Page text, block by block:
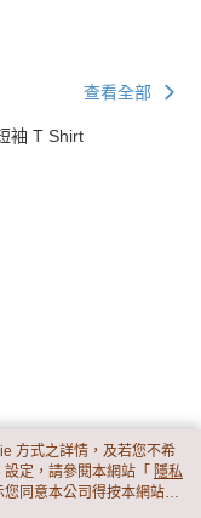
查看全部
袖 T Shirt
方式之詳情，及若您不希
定，請參閱本網站「 隱私
同意本公司得按本網站使